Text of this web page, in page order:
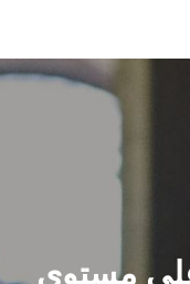
الرئيسيـة
الشئون الأكاديمية
على مستوى